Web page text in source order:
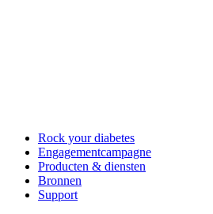
Rock your diabetes
Engagementcampagne
Producten & diensten
Bronnen
Support